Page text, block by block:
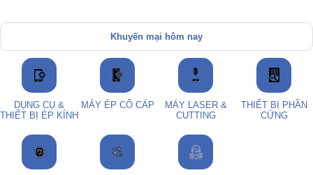
Khuyến mại hôm nay
DỤNG CỤ &
THIẾT BỊ ÉP KÍNH
MÁY ÉP CỔ CÁP
MÁY LASER &
CUTTING
THIẾT BỊ PHẦN
CỨNG